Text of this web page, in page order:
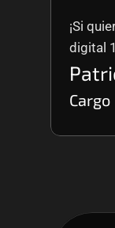
¡Si
digital
Cargo